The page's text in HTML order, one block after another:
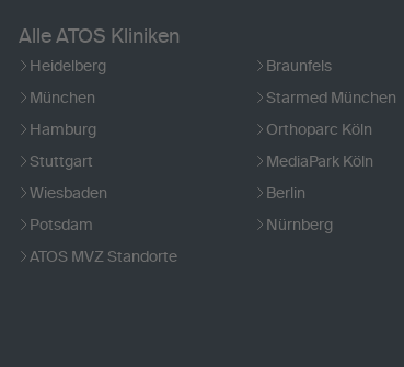
Alle ATOS Kliniken
Heidelberg Braunfels
München Starmed München
Hamburg Orthoparc Köln
Stuttgart MediaPark Köln
Wiesbaden Berlin
Potsdam Nürnberg
ATOS MVZ Standorte